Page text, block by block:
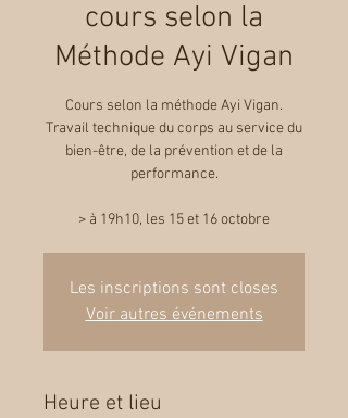
cours selon la
Méthode Ayi Vigan
Cours selon la méthode Ayi Vigan.
Travail technique du corps au service du
bien-être, de la prévention et de la
performance.
> à 19h10, les 15 et 16 octobre
Les inscriptions sont closes
Voir autres événements
Heure et lieu